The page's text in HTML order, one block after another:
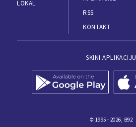
LOKAL
RSS
KONTAKT
SKINI APLIKACIJU
© 1995 - 2026, B92